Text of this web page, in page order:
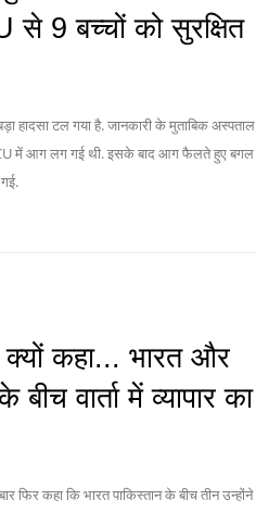
9 बच्‍चों को सुरक्षित
हादसा टल गया है. जानकारी के मुताबिक अस्पताल
में आग लग गई थी. इसके बाद आग फैलते हुए बगल
कहा... भारत और
वार्ता में व्यापार का
फिर कहा कि भारत पाकिस्‍तान के बीच तीन उन्‍होंने